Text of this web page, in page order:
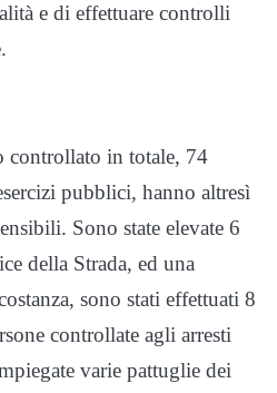
e di effettuare controlli
in totale, 74
pubblici, hanno altresì
Sono state elevate 6
della Strada, ed una
sono stati effettuati 8
controllate agli arresti
varie pattuglie dei